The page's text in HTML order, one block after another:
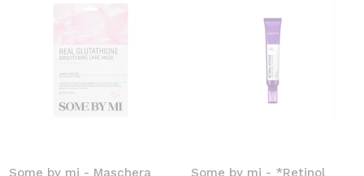
Some by mi - Maschera
Some by mi - *Retinol